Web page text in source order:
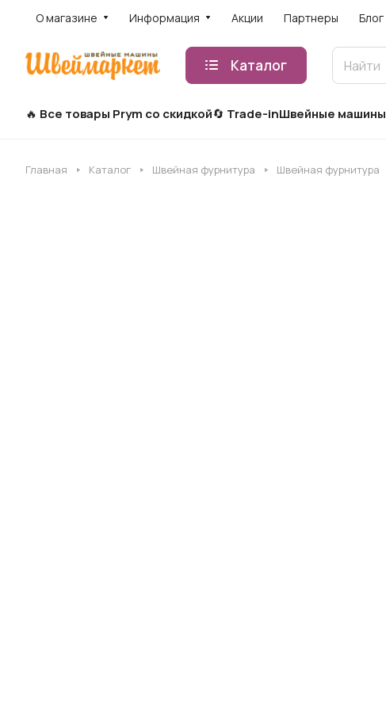
О магазине Информация Акции Партнеры Блог
Каталог
Все товары Prym со скидкой Trade-inШвейные машины
Главная Каталог Швейная фурнитура Швейная фурнитура